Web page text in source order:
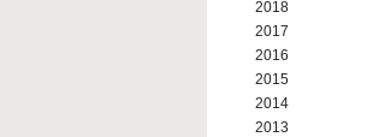
2018
2017
2016
2015
2014
2013